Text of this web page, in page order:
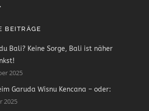
.
BEITRÄGE
Bali? Keine Sorge, Bali ist näher
2025
Garuda Wisnu Kencana – oder:
2025